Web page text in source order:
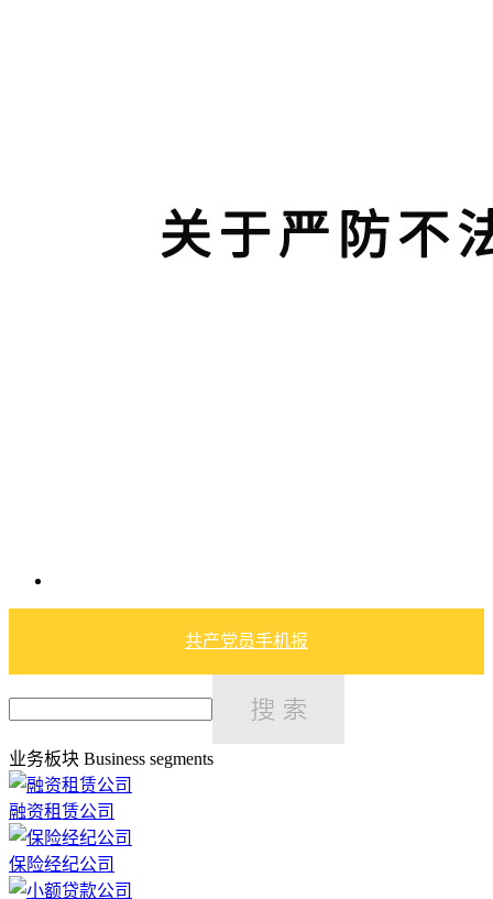
共产党员手机报
业务板块 Business segments
融资租赁公司
保险经纪公司